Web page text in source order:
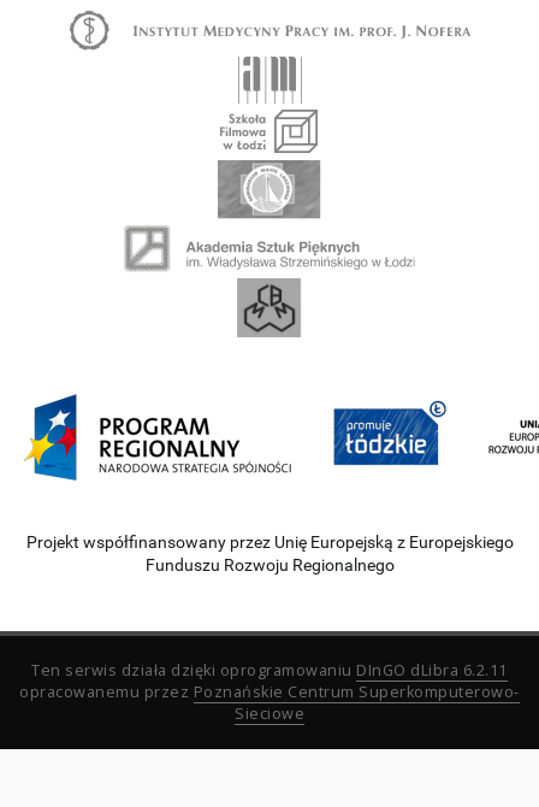
Projekt współfinansowany przez Unię Europejską z Europejskiego
Funduszu Rozwoju Regionalnego
Ten serwis działa dzięki oprogramowaniu DInGO dLibra 6.2.11
opracowanemu przez Poznańskie Centrum Superkomputerowo-
Sieciowe